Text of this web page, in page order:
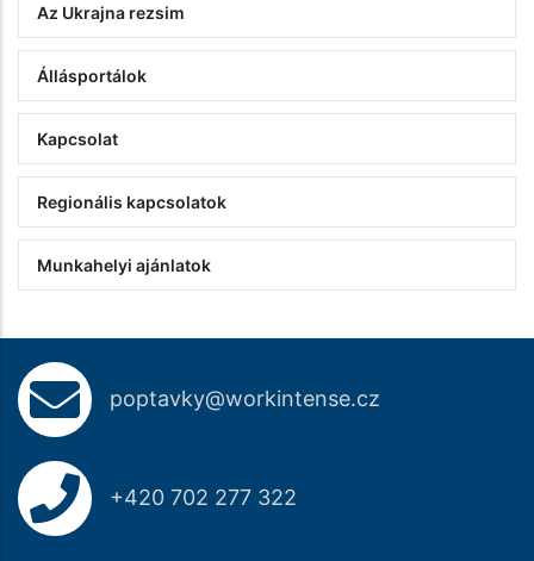
Az Ukrajna rezsim
Állásportálok
Kapcsolat
Regionális kapcsolatok
Munkahelyi ajánlatok
poptavky@workintense.cz
+420 702 277 322